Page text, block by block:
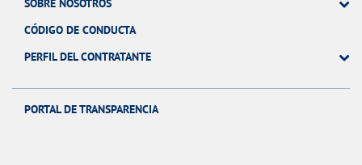
SOBRE NOSOTROS
CÓDIGO DE CONDUCTA
PERFIL DEL CONTRATANTE
PORTAL DE TRANSPARENCIA